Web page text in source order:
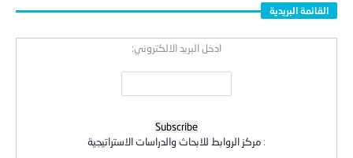
القائمة البريدية
ادخل البريد الالكتروني:
: مركز الروابط للابحاث والدراسات الاستراتيجية